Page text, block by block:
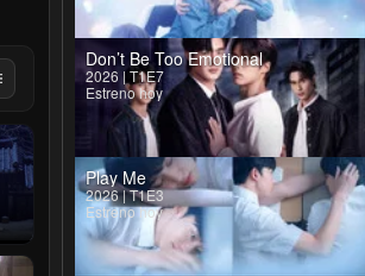
Don’t Be Too Emotional
2026 | T1E7
Estreno hoy
Play Me
2026 | T1E3
Estreno hoy